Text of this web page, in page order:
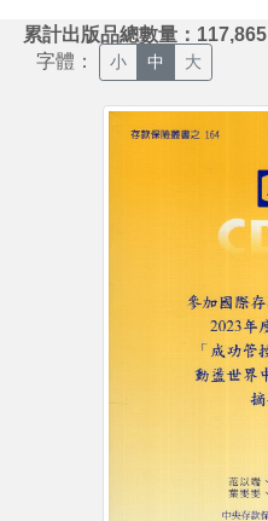
累計出版品總數量：117,865
字體： 小 中 大